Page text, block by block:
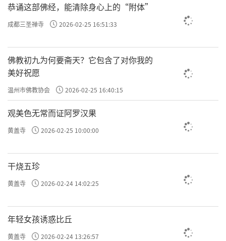
恭诵这部佛经，能清除身心上的“附体”
成都三圣禅寺 2026-02-25 16:51:33
佛教初九为何要斋天？它包含了对你我的
美好祝愿
温州市佛教协会 2026-02-25 16:40:15
观美色无常而证阿罗汉果
黄盖寺 2026-02-25 10:00:00
干烧五珍
黄盖寺 2026-02-24 14:02:25
年轻女孩诱惑比丘
黄盖寺 2026-02-24 13:26:57